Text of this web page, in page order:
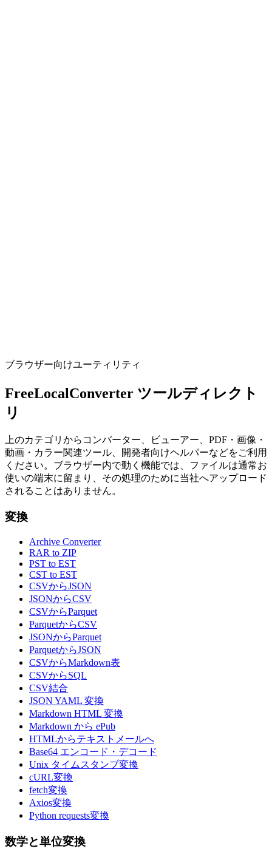
ブラウザー向けユーティリティ
FreeLocalConverter ツールディレクト
リ
上のカテゴリからコンバーター、ビューアー、PDF・画像・
動画・カラー関連ツール、開発者向けヘルパーなどをご利用
ください。ブラウザー内で動く機能では、ファイルは通常お
使いの端末に留まり、その処理のために当社へアップロード
されることはありません。
変換
Archive Converter
RAR to ZIP
PST to EST
CST to EST
CSVからJSON
JSONからCSV
CSVからParquet
ParquetからCSV
JSONからParquet
ParquetからJSON
CSVからMarkdown表
CSVからSQL
CSV結合
JSON YAML 変換
Markdown HTML 変換
Markdown から ePub
HTMLからテキストメールへ
Base64 エンコード・デコード
Unix タイムスタンプ変換
cURL変換
fetch変換
Axios変換
Python requests変換
数学と単位変換